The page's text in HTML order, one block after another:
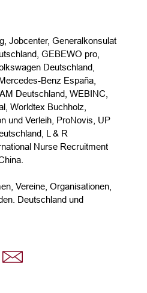
Jobcenter, Generalkonsulat
GEBEWO pro,
Deutschland,
Benz España,
Deutschland, WEBINC,
Worldtex Buchholz,
und Verleih, ProNovis, UP
L & R
Nurse Recruitment
Vereine, Organisationen,
Deutschland und